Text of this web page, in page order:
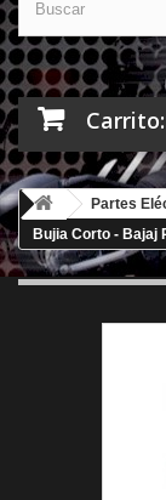
Carrito:
Partes
Bujia Corto - Bajaj